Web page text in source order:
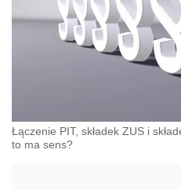
Łączenie PIT, składek ZUS i
to ma sens?